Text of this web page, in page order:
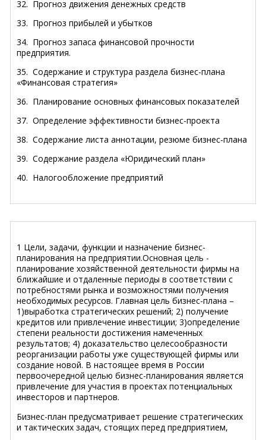
32. Прогноз движения денежных средств
33. Прогноз прибылей и убытков
34. Прогноз запаса финансовой прочности
предприятия.
35. Содержание и структура раздела бизнес-плана
«Финансовая стратегия»
36. Планирование основных финансовых показателей
37. Определение эффективности бизнес-проекта
38. Содержание листа аннотации, резюме бизнес-плана
39. Содержание раздела «Юридический план»
40. Налогообложение предприятий
1 Цели, задачи, функции и назначение бизнес-
планирования на предприятии.Основнaя цель -
планирование хозяйственной деятельности фирмы на
ближайшие и отдаленные периоды в соответствии с
потребностями рынка и возможностями получения
необходимых ресурсов. Главная цель бизнес-плана –
1)выработка стратегических решений; 2) получение
кредитов или привлечение инвестиции; 3)определение
степени реальности достижения намеченных
результатов; 4) доказательство целесообразности
реорганизации работы уже существующей фирмы или
создание новой. В настоящее время в России
первоочередной целью бизнес-планирования является
привлечение для участия в проектах потенциальных
инвесторов и партнеров.
Бизнес-план предусматривает решение стратегических
и тактических задач, стоящих перед предприятием,